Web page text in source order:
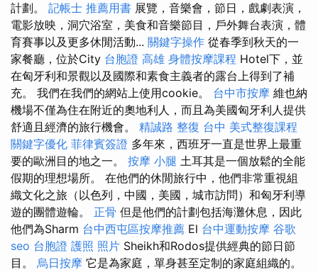
計劃。 記帳士 推薦用書 展覽，音樂會，節日，戲劇表演，
電影放映，洞穴浴室，美食和音樂節目，戶外舞台表演，體
育賽事以及更多休閒活動... 關鍵字操作 從春季到秋天的一
家餐廳，位於City 台胞證 高雄 身體按摩課程 Hotel下，並
在匈牙利和景觀以及國際和素食主義者的露台上得到了補
充。 我們在我們的網站上使用cookie。 台中市按摩 維也納
機場不僅為住在附近的奧地利人，而且為美國匈牙利人提供
舒適且經濟的旅行機會。 精誠路 整復 台中 美式整復課程
關鍵字優化 菲律賓簽證 多年來，西班牙一直是世界上最重
要的歐洲目的地之一。 按摩 小腿 土耳其是一個放鬆的全能
假期的理想場所。 在他們的休閒旅行中，他們非常重視組
織文化之旅（以色列，中國，美國，城市訪問）和匈牙利導
遊的團體遊輪。 正骨 但是他們的計劃包括海灘休息，因此
他們為Sharm 台中西屯區按摩推薦 El 台中運動按摩 谷歌
seo 台胞證 護照 照片 Sheikh和Rodos提供經典的節日節
目。 烏日按摩 它是為家庭，單身甚至定制的家庭組織的。